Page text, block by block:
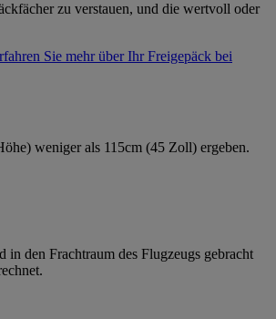
zu verstauen, und die wertvoll oder
Sie mehr über Ihr Freigepäck bei
weniger als 115cm (45 Zoll) ergeben.
den Frachtraum des Flugzeugs gebracht